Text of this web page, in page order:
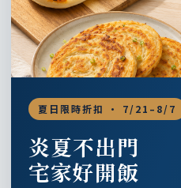
夏日限時折扣 · 7/21–8/7
炎夏不出門
宅家好開飯